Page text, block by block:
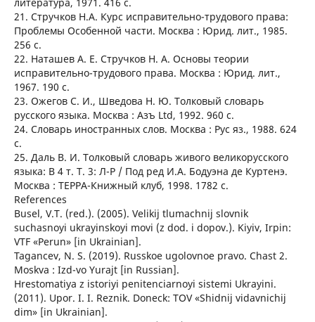
21. Стручков Н.А. Курс исправительно-трудового права:
Проблемы Особенной части. Москва : Юрид. лит., 1985.
256 с.
22. Наташев А. Е. Стручков Н. А. Основы теории
исправительно-трудового права. Москва : Юрид. лит.,
1967. 190 с.
23. Ожегов С. И., Шведова Н. Ю. Толковый словарь
русского языка. Москва : Азъ Ltd, 1992. 960 с.
24. Словарь иностранных слов. Москва : Рус яз., 1988. 624
с.
25. Даль В. И. Толковый словарь живого великорусского
языка: В 4 т. Т. 3: Л-Р / Под ред И.А. Бодуэна де Куртенэ.
Москва : ТЕРРА-Книжный клуб, 1998. 1782 с.
References
Busel, V.T. (red.). (2005). Velikij tlumachnij slovnik
suchasnoyi ukrayinskoyi movi (z dod. i dopov.). Kiyiv, Irpin:
VTF «Perun» [in Ukrainian].
Tagancev, N. S. (2019). Russkoe ugolovnoe pravo. Chast 2.
Moskva : Izd-vo Yurajt [in Russian].
Hrestomatiya z istoriyi penitenciarnoyi sistemi Ukrayini.
(2011). Upor. I. I. Reznik. Doneck: TOV «Shidnij vidavnichij
dim» [in Ukrainian].